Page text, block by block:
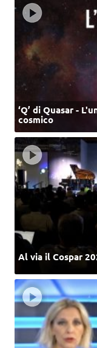
‘Q’ di Quasar -
cosmico
Al via il Cospar